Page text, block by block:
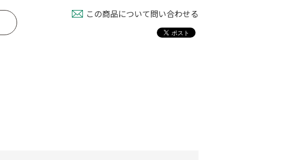
ナーネット
ムシコンテープ（シ
この商品について問い合わせる